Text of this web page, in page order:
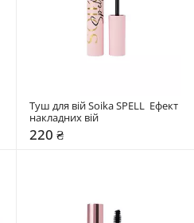
Туш для вій Soika SPELL  Ефект
накладних вій
220 ₴